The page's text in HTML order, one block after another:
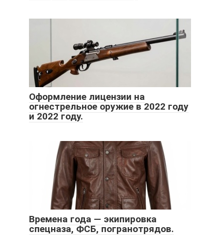
Оформление лицензии на
огнестрельное оружие в 2022 году
и 2022 году.
Времена года — экипировка
спецназа, ФСБ, погранотрядов.